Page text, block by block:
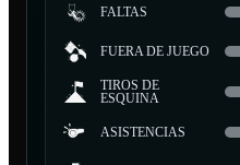
FALTAS
FUERA DE JUEGO
TIROS DE
ESQUINA
ASISTENCIAS